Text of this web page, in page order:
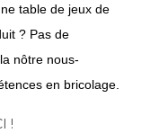
table de jeux de
? Pas de
nôtre nous-
en bricolage.
!